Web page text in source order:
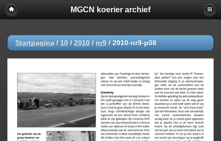
MGCN koerier archief
Startpagina / 10 / 2010 / nr9 / 2010-nr9-p08